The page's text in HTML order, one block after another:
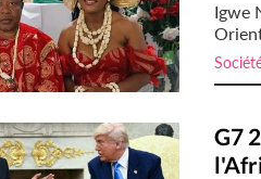
Igwe
G7